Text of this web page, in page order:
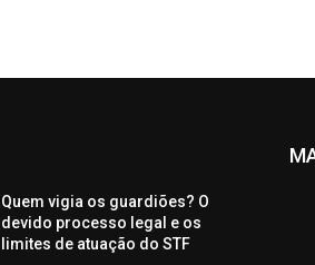
Quem vigia os guardiões? O
devido processo legal e os
limites de atuação do STF